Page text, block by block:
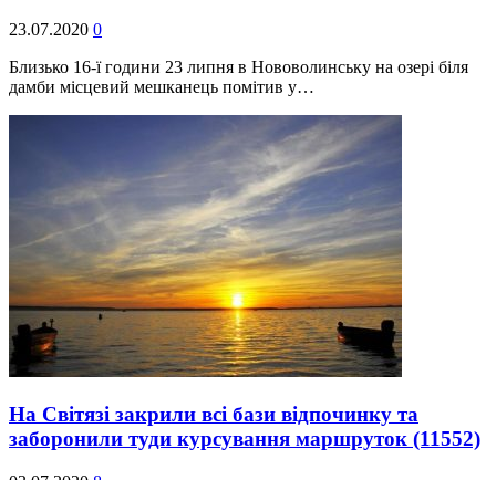
23.07.2020 0
Близько 16-ї години 23 липня в Нововолинську на озері біля
дамби місцевий мешканець помітив у…
На Світязі закрили всі бази відпочинку та
заборонили туди курсування маршруток (11552)